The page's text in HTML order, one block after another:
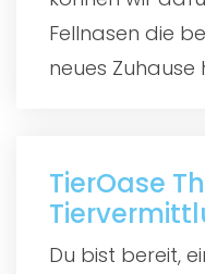
Fellnasen die
neues Zuhause
TierOase
Du bist bereit,